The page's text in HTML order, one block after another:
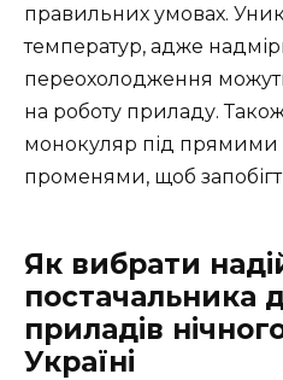
правильних умовах.
температур, адже
переохолодження
на роботу приладу.
монокуляр під
променями, щоб
Як вибрати
постачальника
приладів
Україні